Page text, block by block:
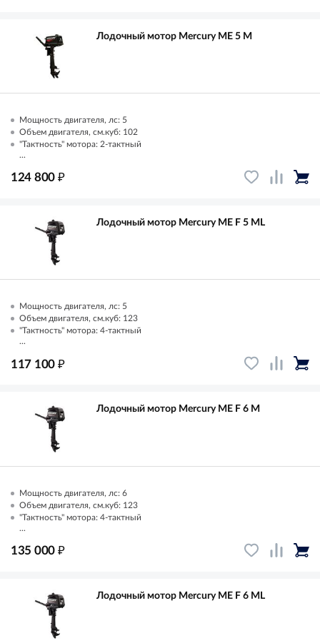
Лодочный мотор Mercury ME 5 M
Мощность двигателя, лс: 5
Объем двигателя, см.куб: 102
"Тактность" мотора: 2-тактный
...
124 800 ₽
Лодочный мотор Mercury ME F 5 ML
Мощность двигателя, лс: 5
Объем двигателя, см.куб: 123
"Тактность" мотора: 4-тактный
...
117 100 ₽
Лодочный мотор Mercury ME F 6 M
Мощность двигателя, лс: 6
Объем двигателя, см.куб: 123
"Тактность" мотора: 4-тактный
...
135 000 ₽
Лодочный мотор Mercury ME F 6 ML